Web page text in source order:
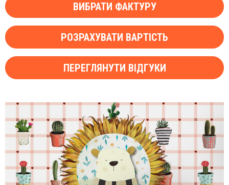
ВИБРАТИ ФАКТУРУ
РОЗРАХУВАТИ ВАРТІСТЬ
ПЕРЕГЛЯНУТИ ВІДГУКИ